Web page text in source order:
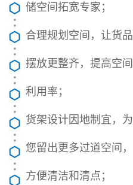
储空间拓宽专家；
合理规划空间，让货品
摆放更整齐，提高空间
利用率；
货架设计因地制宜，为
您留出更多过道空间，
方便清洁和清点；